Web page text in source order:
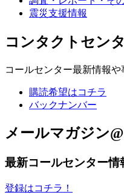
震災支援情報
コンタクトセン
コールセンター最新情報や
購読希望はコチラ
バックナンバー
メールマガジン
最新コールセンター情
登録はコチラ！